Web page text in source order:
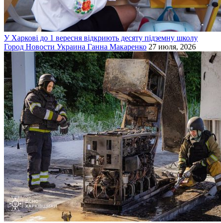
У Харкові до 1 вересня відкриють десяту підземну школу
Город Новости Украина Ганна Макаренко 27 июля, 2026